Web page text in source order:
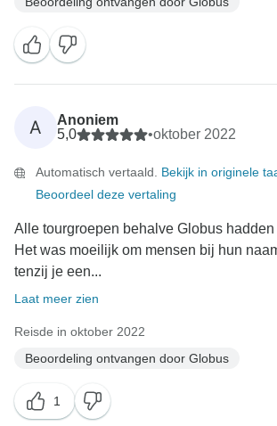
A
Anoniem
5,0
•oktober 2022
Automatisch vertaald. Bekijk in originele
Beoordeel deze vertaling
Alle tourgroepen behalve Globus
Het was moeilijk om mensen bij hun
tenzij je een...
Laat meer zien
Reisde in oktober 2022
Beoordeling ontvangen door Globus
1